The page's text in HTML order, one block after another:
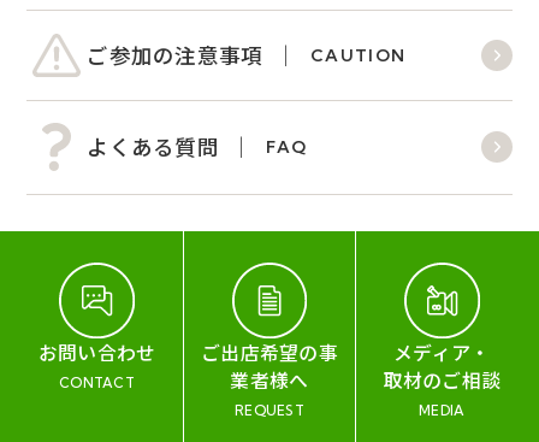
ご参加の注意事項 CAUTION
よくある質問 FAQ
お問い合わせ
CONTACT
ご出店希望の事
業者様へ
REQUEST
メディア・
取材のご相談
MEDIA